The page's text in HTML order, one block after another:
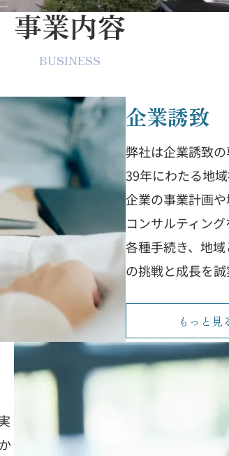
事業内容
BUSINESS
企業誘致
弊社は企業誘致の
39年にわたる地
企業の事業計画
コンサルティング
各種手続き、地
の挑戦と成長を誠
もっと見